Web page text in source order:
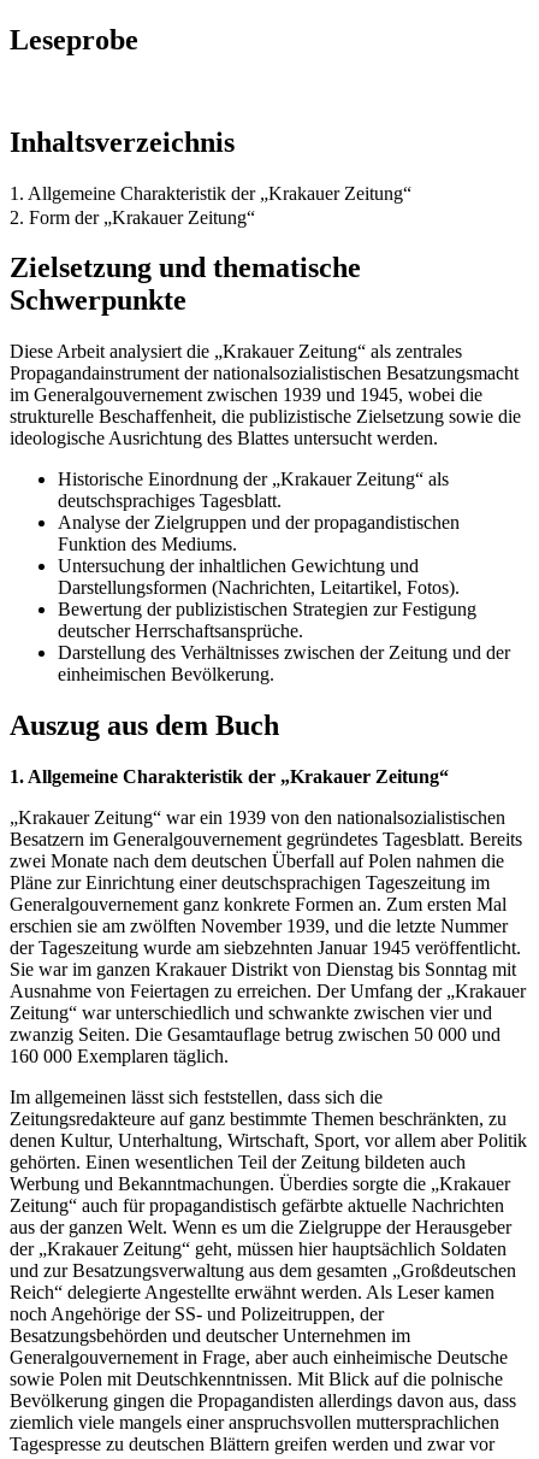
Leseprobe
Inhaltsverzeichnis
1. Allgemeine Charakteristik der „Krakauer Zeitung“
2. Form der „Krakauer Zeitung“
Zielsetzung und thematische
Schwerpunkte
Diese Arbeit analysiert die „Krakauer Zeitung“ als zentrales
Propagandainstrument der nationalsozialistischen Besatzungsmacht
im Generalgouvernement zwischen 1939 und 1945, wobei die
strukturelle Beschaffenheit, die publizistische Zielsetzung sowie die
ideologische Ausrichtung des Blattes untersucht werden.
Historische Einordnung der „Krakauer Zeitung“ als
deutschsprachiges Tagesblatt.
Analyse der Zielgruppen und der propagandistischen
Funktion des Mediums.
Untersuchung der inhaltlichen Gewichtung und
Darstellungsformen (Nachrichten, Leitartikel, Fotos).
Bewertung der publizistischen Strategien zur Festigung
deutscher Herrschaftsansprüche.
Darstellung des Verhältnisses zwischen der Zeitung und der
einheimischen Bevölkerung.
Auszug aus dem Buch
1. Allgemeine Charakteristik der „Krakauer Zeitung“
„Krakauer Zeitung“ war ein 1939 von den nationalsozialistischen
Besatzern im Generalgouvernement gegründetes Tagesblatt. Bereits
zwei Monate nach dem deutschen Überfall auf Polen nahmen die
Pläne zur Einrichtung einer deutschsprachigen Tageszeitung im
Generalgouvernement ganz konkrete Formen an. Zum ersten Mal
erschien sie am zwölften November 1939, und die letzte Nummer
der Tageszeitung wurde am siebzehnten Januar 1945 veröffentlicht.
Sie war im ganzen Krakauer Distrikt von Dienstag bis Sonntag mit
Ausnahme von Feiertagen zu erreichen. Der Umfang der „Krakauer
Zeitung“ war unterschiedlich und schwankte zwischen vier und
zwanzig Seiten. Die Gesamtauflage betrug zwischen 50 000 und
160 000 Exemplaren täglich.
Im allgemeinen lässt sich feststellen, dass sich die
Zeitungsredakteure auf ganz bestimmte Themen beschränkten, zu
denen Kultur, Unterhaltung, Wirtschaft, Sport, vor allem aber Politik
gehörten. Einen wesentlichen Teil der Zeitung bildeten auch
Werbung und Bekanntmachungen. Überdies sorgte die „Krakauer
Zeitung“ auch für propagandistisch gefärbte aktuelle Nachrichten
aus der ganzen Welt. Wenn es um die Zielgruppe der Herausgeber
der „Krakauer Zeitung“ geht, müssen hier hauptsächlich Soldaten
und zur Besatzungsverwaltung aus dem gesamten „Großdeutschen
Reich“ delegierte Angestellte erwähnt werden. Als Leser kamen
noch Angehörige der SS- und Polizeitruppen, der
Besatzungsbehörden und deutscher Unternehmen im
Generalgouvernement in Frage, aber auch einheimische Deutsche
sowie Polen mit Deutschkenntnissen. Mit Blick auf die polnische
Bevölkerung gingen die Propagandisten allerdings davon aus, dass
ziemlich viele mangels einer anspruchsvollen muttersprachlichen
Tagespresse zu deutschen Blättern greifen werden und zwar vor